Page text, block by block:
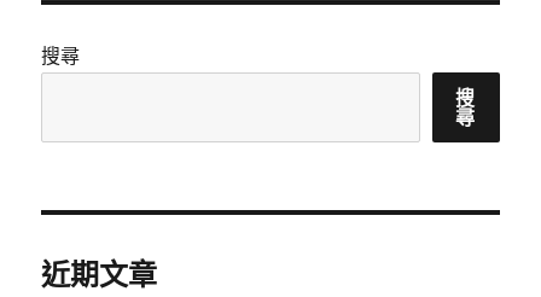
搜尋
搜
尋
近期文章